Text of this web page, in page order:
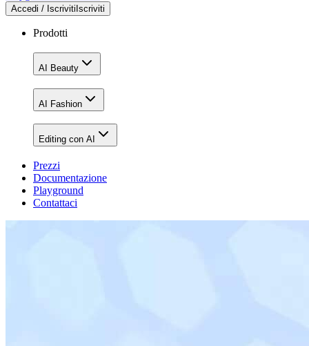
Accedi / Iscriviti Iscriviti
Prodotti
AI Beauty
AI Fashion
Editing con AI
Prezzi
Documentazione
Playground
Contattaci